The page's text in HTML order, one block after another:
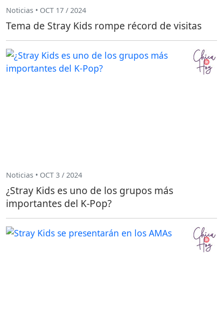
Noticias • OCT 17 / 2024
Tema de Stray Kids rompe récord de visitas
Noticias • OCT 3 / 2024
¿Stray Kids es uno de los grupos más
importantes del K-Pop?